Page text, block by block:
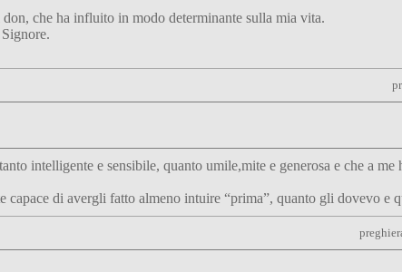
che ha influito in modo determinante sulla mia vita.
intelligente e sensibile, quanto umile,mite e generosa e che a
di avergli fatto almeno intuire “prima”, quanto gli dovevo e